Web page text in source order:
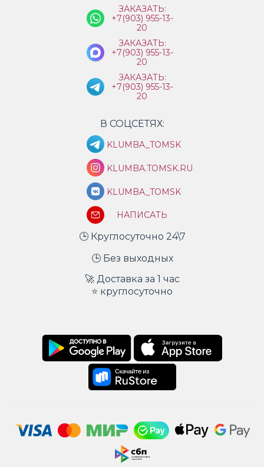
ЗАКАЗАТЬ:
+7(903) 955-13-
20
ЗАКАЗАТЬ:
+7(903) 955-13-
20
ЗАКАЗАТЬ:
+7(903) 955-13-
20
В СОЦСЕТЯХ:
KLUMBA_TOMSK
KLUMBA.TOMSK.RU
KLUMBA_TOMSK
НАПИСАТЬ
🕒 Круглосуточно 24\7
🕒 Без выходных
🚀 Доставка за 1 час
⭐ круглосуточно